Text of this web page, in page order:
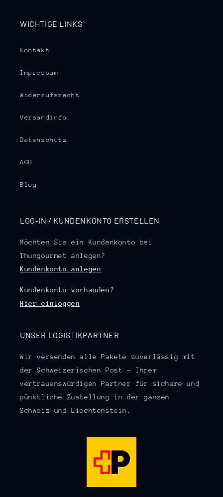
WICHTIGE LINKS
Kontakt
Impressum
Widerrufsrecht
Versandinfo
Datenschutz
AGB
Blog
LOG-IN / KUNDENKONTO ERSTELLEN
Möchten Sie ein Kundenkonto bei
Thungourmet anlegen?
Kundenkonto anlegen
Kundenkonto vorhanden?
Hier einloggen
UNSER LOGISTIKPARTNER
Wir versenden alle Pakete zuverlässig mit
der Schweizerischen Post – Ihrem
vertrauenswürdigen Partner für sichere und
pünktliche Zustellung in der ganzen
Schweiz und Liechtenstein.